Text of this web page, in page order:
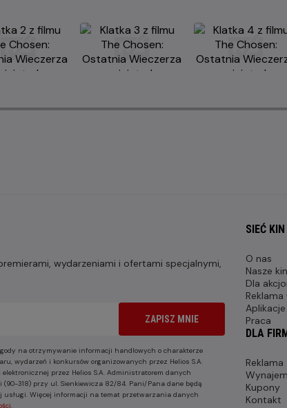
wydarzeniami i ofertami specjalnymi,
ZAPISZ MNIE
na otrzymywanie informacji handlowych o charakterze
wydarzeń i konkursów organizowanych przez Helios S.A.
przez Helios S.A. Administratorem danych
(90-318) przy ul. Sienkiewicza 82/84. Pani/Pana dane będą
usługi. Więcej informacji na temat przetwarzania danych
.
SIEĆ
O nas
Nasze
Dla
Praca
DLA FIRM
Reklama
Kupony
Kontakt